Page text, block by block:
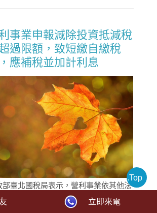
事業申報減除投資抵減稅
過限額，致短繳自繳稅
應補稅並加計利息
部臺北國稅局表示，營利事業依其他法
定申報之投資抵減稅額，超過規定限
致短繳自繳稅款，經稽徵機關核定補繳
.Top
立即來電